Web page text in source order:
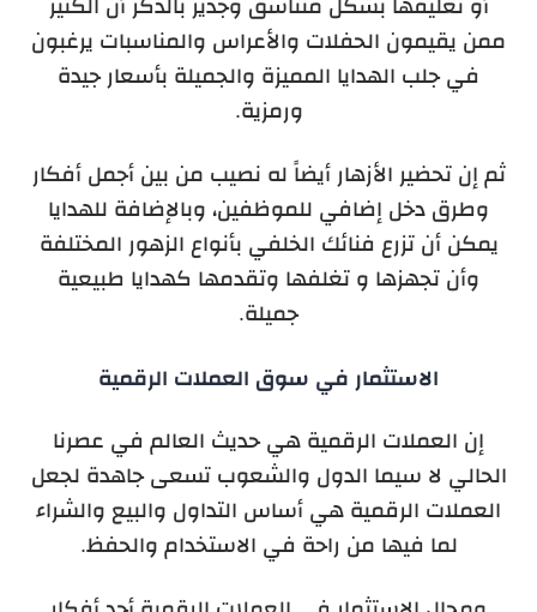
أو تغليفها بشكل متناسق وجدير بالذكر أن الكثير
ممن يقيمون الحفلات والأعراس والمناسبات يرغبون
في جلب الهدايا المميزة والجميلة بأسعار جيدة
ورمزية.
ثم إن تحضير الأزهار أيضاً له نصيب من بين أجمل أفكار
وطرق دخل إضافي للموظفين، وبالإضافة للهدايا
يمكن أن تزرع فنائك الخلفي بأنواع الزهور المختلفة
وأن تجهزها و تغلفها وتقدمها كهدايا طبيعية
جميلة.
الاستثمار في سوق العملات الرقمية
إن العملات الرقمية هي حديث العالم في عصرنا
الحالي لا سيما الدول والشعوب تسعى جاهدة لجعل
العملات الرقمية هي أساس التداول والبيع والشراء
لما فيها من راحة في الاستخدام والحفظ.